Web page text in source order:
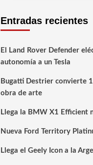
Entradas recientes
El Land Rover Defender
autonomía a un Tesla
Bugatti Destrier convierte
obra de arte
Llega la BMW X1 Efficient
Nueva Ford Territory
Llega el Geely Icon a la